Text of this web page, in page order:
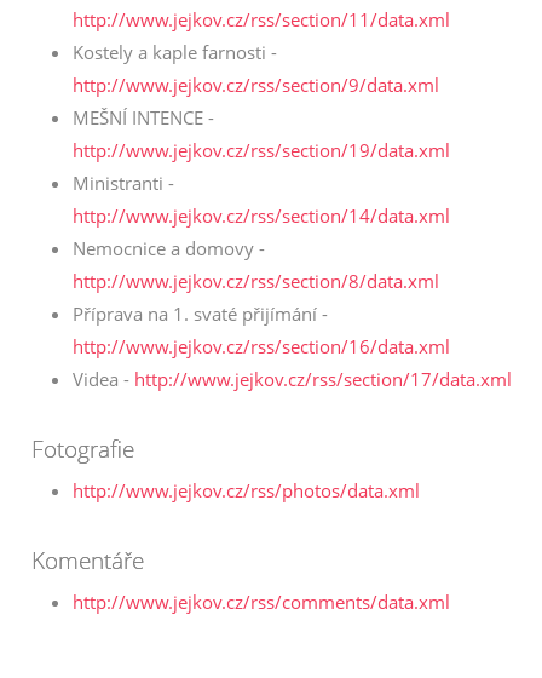
http://www.jejkov.cz/rss/section/11/data.xml
Kostely a kaple farnosti -
http://www.jejkov.cz/rss/section/9/data.xml
MEŠNÍ INTENCE -
http://www.jejkov.cz/rss/section/19/data.xml
Ministranti -
http://www.jejkov.cz/rss/section/14/data.xml
Nemocnice a domovy -
http://www.jejkov.cz/rss/section/8/data.xml
Příprava na 1. svaté přijímání -
http://www.jejkov.cz/rss/section/16/data.xml
Videa - http://www.jejkov.cz/rss/section/17/data.xml
Fotografie
http://www.jejkov.cz/rss/photos/data.xml
Komentáře
http://www.jejkov.cz/rss/comments/data.xml